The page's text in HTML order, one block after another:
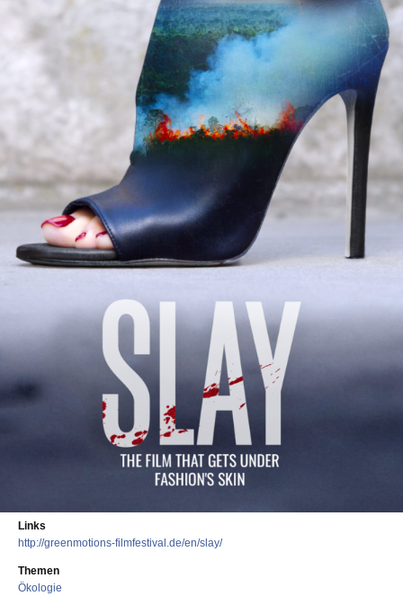
Links
http://greenmotions-filmfestival.de/en/slay/
Themen
Ökologie